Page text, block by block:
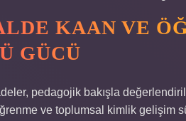
KAAN VE
GÜCÜ
pedagojik bakışla
ve toplumsal kimlik gelişim